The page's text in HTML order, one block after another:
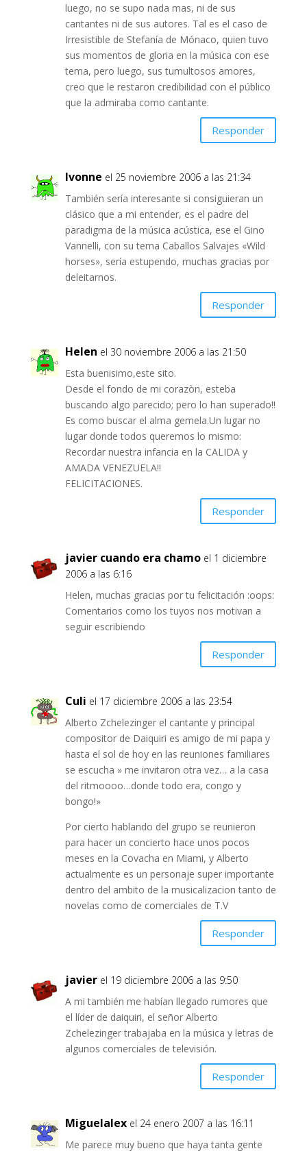
luego, no se supo nada mas, ni de sus
cantantes ni de sus autores. Tal es el caso de
Irresistible de Stefanía de Mónaco, quien tuvo
sus momentos de gloria en la música con ese
tema, pero luego, sus tumultosos amores,
creo que le restaron credibilidad con el público
que la admiraba como cantante.
Responder
Ivonne el 25 noviembre 2006 a las 21:34
También sería interesante si consiguieran un
clásico que a mi entender, es el padre del
paradigma de la música acústica, ese el Gino
Vannelli, con su tema Caballos Salvajes «Wild
horses», sería estupendo, muchas gracias por
deleitarnos.
Responder
Helen el 30 noviembre 2006 a las 21:50
Esta buenisimo,este sito.
Desde el fondo de mi corazòn, esteba
buscando algo parecido; pero lo han superado!!
Es como buscar el alma gemela.Un lugar no
lugar donde todos queremos lo mismo:
Recordar nuestra infancia en la CALIDA y
AMADA VENEZUELA!!
FELICITACIONES.
Responder
javier cuando era chamo el 1 diciembre
2006 a las 6:16
Helen, muchas gracias por tu felicitación :oops:
Comentarios como los tuyos nos motivan a
seguir escribiendo
Responder
Culi el 17 diciembre 2006 a las 23:54
Alberto Zchelezinger el cantante y principal
compositor de Daiquiri es amigo de mi papa y
hasta el sol de hoy en las reuniones familiares
se escucha » me invitaron otra vez… a la casa
del ritmoooo…donde todo era, congo y
bongo!»
Por cierto hablando del grupo se reunieron
para hacer un concierto hace unos pocos
meses en la Covacha en Miami, y Alberto
actualmente es un personaje super importante
dentro del ambito de la musicalizacion tanto de
novelas como de comerciales de T.V
Responder
javier el 19 diciembre 2006 a las 9:50
A mi también me habían llegado rumores que
el líder de daiquiri, el señor Alberto
Zchelezinger trabajaba en la música y letras de
algunos comerciales de televisión.
Responder
Miguelalex el 24 enero 2007 a las 16:11
Me parece muy bueno que haya tanta gente